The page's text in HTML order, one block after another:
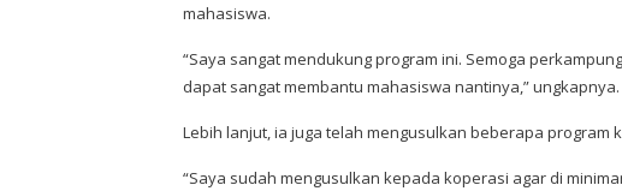
mahasiswa.
“Saya sangat mendukung program ini. Semoga
dapat sangat membantu mahasiswa nantinya,” ungkapnya.
Lebih lanjut, ia juga telah mengusulkan beberapa program
“Saya sudah mengusulkan kepada koperasi agar di